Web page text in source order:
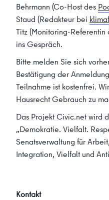
Behrmann (Co-Host des
Staud (Redakteur bei
Titz (Monitoring-Referentin
ins Gespräch.
Bitte melden Sie sich
Bestätigung der
Teilnahme ist kostenfrei.
Hausrecht Gebrauch zu
Das Projekt Civic.net wird
„Demokratie. Vielfalt.
Senatsverwaltung für
Integration, Vielfalt und
Kontakt